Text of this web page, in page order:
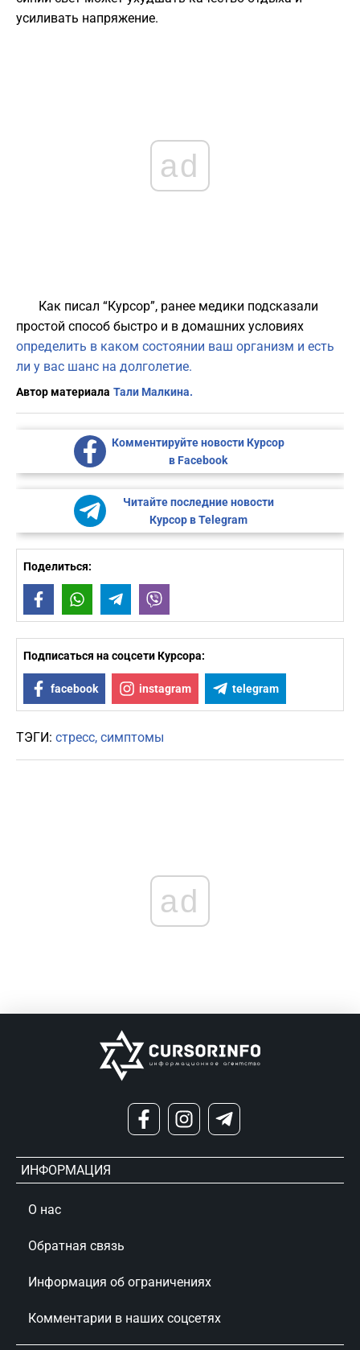
усиливать напряжение.
ad
Как писал “Курсор”, ранее медики подсказали
простой способ быстро и в домашних условиях
определить в каком состоянии ваш организм и есть
ли у вас шанс на долголетие.
Автор материала Тали Малкина.
Комментируйте новости Курсор
в Facebook
Читайте последние новости
Курсор в Telegram
Поделиться:
FacebookWhatsAppTelegram
Подписаться на соцсети Курсора:
facebook instagram telegram
ТЭГИ: стресс симптомы
ad
ИНФОРМАЦИЯ
О нас
Обратная связь
Информация об ограничениях
Комментарии в наших соцсетях